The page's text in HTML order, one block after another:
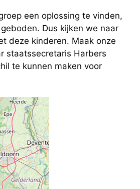
een oplossing te vinden,
Dus kijken we naar
deze kinderen. Maak onze
staatssecretaris Harbers
te kunnen maken voor